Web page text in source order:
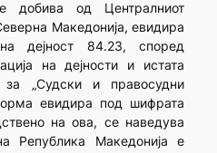
добива од Централниот
Македонија, евидира
дејност 84.23, според
на дејности и истата
„Судски и правосудни
евидира под шифрата
на ова, се наведува
Република Македонија е